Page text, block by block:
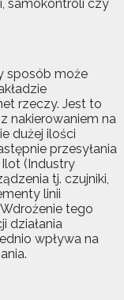
samokontroli czy
sposób może
rzeczy. Jest to
nakierowaniem na
dużej ilości
przesyłania
(Industry
tj. czujniki,
linii
tego
działania
wpływa na